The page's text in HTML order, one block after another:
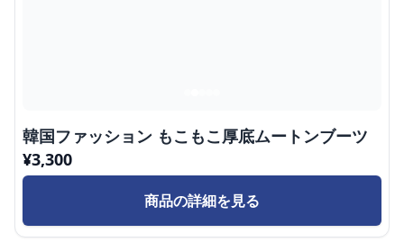
韓国ファッション もこもこ厚底ムートンブーツ
¥3,300
商品の詳細を見る